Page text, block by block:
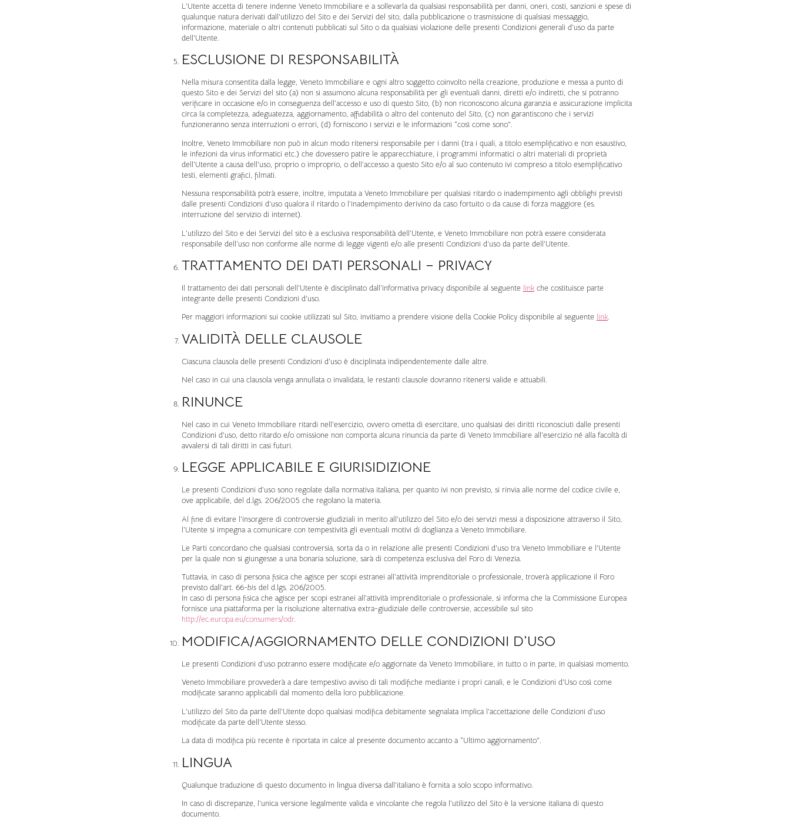
L’Utente accetta di tenere indenne Veneto Immobiliare e a sollevarla da qualsiasi responsabilità per danni, oneri, costi, sanzioni e spese di
qualunque natura derivati dall’utilizzo del Sito e dei Servizi del sito, dalla pubblicazione o trasmissione di qualsiasi messaggio,
informazione, materiale o altri contenuti pubblicati sul Sito o da qualsiasi violazione delle presenti Condizioni generali d’uso da parte
dell’Utente.
ESCLUSIONE DI RESPONSABILITÀ
Nella misura consentita dalla legge, Veneto Immobiliare e ogni altro soggetto coinvolto nella creazione, produzione e messa a punto di
questo Sito e dei Servizi del sito (a) non si assumono alcuna responsabilità per gli eventuali danni, diretti e/o indiretti, che si potranno
verificare in occasione e/o in conseguenza dell’accesso e uso di questo Sito, (b) non riconoscono alcuna garanzia e assicurazione implicita
circa la completezza, adeguatezza, aggiornamento, affidabilità o altro del contenuto del Sito, (c) non garantiscono che i servizi
funzioneranno senza interruzioni o errori, (d) forniscono i servizi e le informazioni “così come sono”.
Inoltre, Veneto Immobiliare non può in alcun modo ritenersi responsabile per i danni (tra i quali, a titolo esemplificativo e non esaustivo,
le infezioni da virus informatici etc.) che dovessero patire le apparecchiature, i programmi informatici o altri materiali di proprietà
dell’Utente a causa dell’uso, proprio o improprio, o dell’accesso a questo Sito e/o al suo contenuto ivi compreso a titolo esemplificativo
testi, elementi grafici, filmati.
Nessuna responsabilità potrà essere, inoltre, imputata a Veneto Immobiliare per qualsiasi ritardo o inadempimento agli obblighi previsti
dalle presenti Condizioni d’uso qualora il ritardo o l’inadempimento derivino da caso fortuito o da cause di forza maggiore (es.
interruzione del servizio di internet).
L’utilizzo del Sito e dei Servizi del sito è a esclusiva responsabilità dell’Utente, e Veneto Immobiliare non potrà essere considerata
responsabile dell’uso non conforme alle norme di legge vigenti e/o alle presenti Condizioni d’uso da parte dell’Utente.
TRATTAMENTO DEI DATI PERSONALI – PRIVACY
Il trattamento dei dati personali dell’Utente è disciplinato dall’informativa privacy disponibile al seguente linkche costituisce parte
integrante delle presenti Condizioni d’uso.
Per maggiori informazioni sui cookie utilizzati sul Sito, invitiamo a prendere visione della Cookie Policy disponibile al seguente link.
VALIDITÀ DELLE CLAUSOLE
Ciascuna clausola delle presenti Condizioni d’uso è disciplinata indipendentemente dalle altre.
Nel caso in cui una clausola venga annullata o invalidata, le restanti clausole dovranno ritenersi valide e attuabili.
RINUNCE
Nel caso in cui Veneto Immobiliare ritardi nell’esercizio, ovvero ometta di esercitare, uno qualsiasi dei diritti riconosciuti dalle presenti
Condizioni d’uso, detto ritardo e/o omissione non comporta alcuna rinuncia da parte di Veneto Immobiliare all’esercizio né alla facoltà di
avvalersi di tali diritti in casi futuri.
LEGGE APPLICABILE E GIURISIDIZIONE
Le presenti Condizioni d’uso sono regolate dalla normativa italiana, per quanto ivi non previsto, si rinvia alle norme del codice civile e,
ove applicabile, del d.lgs. 206/2005 che regolano la materia.
Al fine di evitare l’insorgere di controversie giudiziali in merito all’utilizzo del Sito e/o dei servizi messi a disposizione attraverso il Sito,
l’Utente si impegna a comunicare con tempestività gli eventuali motivi di doglianza a Veneto Immobiliare.
Le Parti concordano che qualsiasi controversia, sorta da o in relazione alle presenti Condizioni d’uso tra Veneto Immobiliare e l’Utente
per la quale non si giungesse a una bonaria soluzione, sarà di competenza esclusiva del Foro di Venezia.
Tuttavia, in caso di persona fisica che agisce per scopi estranei all’attività imprenditoriale o professionale, troverà applicazione il Foro
previsto dall’art. 66-bisdel d.lgs. 206/2005.
In caso di persona fisica che agisce per scopi estranei all’attività imprenditoriale o professionale, si informa che la Commissione Europea
fornisce una piattaforma per la risoluzione alternativa extra-giudiziale delle controversie, accessibile sul sito
http://ec.europa.eu/consumers/odr.
MODIFICA/AGGIORNAMENTO DELLE CONDIZIONI D’USO
Le presenti Condizioni d’uso potranno essere modificate e/o aggiornate da Veneto Immobiliare, in tutto o in parte, in qualsiasi momento.
Veneto Immobiliare provvederà a dare tempestivo avviso di tali modifiche mediante i propri canali, e le Condizioni d’Uso così come
modificate saranno applicabili dal momento della loro pubblicazione.
L’utilizzo del Sito da parte dell’Utente dopo qualsiasi modifica debitamente segnalata implica l’accettazione delle Condizioni d’uso
modificate da parte dell’Utente stesso.
La data di modifica più recente è riportata in calce al presente documento accanto a “Ultimo aggiornamento”.
LINGUA
Qualunque traduzione di questo documento in lingua diversa dall’italiano è fornita a solo scopo informativo.
In caso di discrepanze, l’unica versione legalmente valida e vincolante che regola l’utilizzo del Sito è la versione italiana di questo
documento.